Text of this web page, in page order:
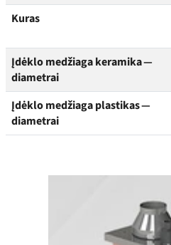
Kuras
Įdėklo medžiaga keramika —
diametrai
Įdėklo medžiaga plastikas —
diametrai